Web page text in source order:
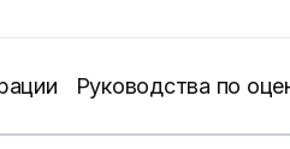
Руководства по